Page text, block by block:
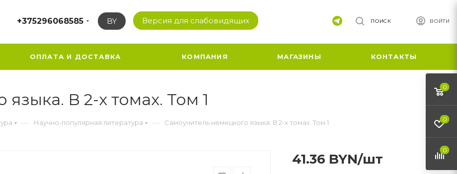
+375296068585 BY Версия для слабовидящих ВОЙТИ
ПОИСК
ОПЛАТА И ДОСТАВКА КОМПАНИЯ МАГАЗИНЫ КОНТАКТЫ
В 2-х томах. Том 1
— Научно-популярная литература — Самоучитель немецкого языка. В 2-х томах. Том 1
41.36 BYN/шт
0
0
0